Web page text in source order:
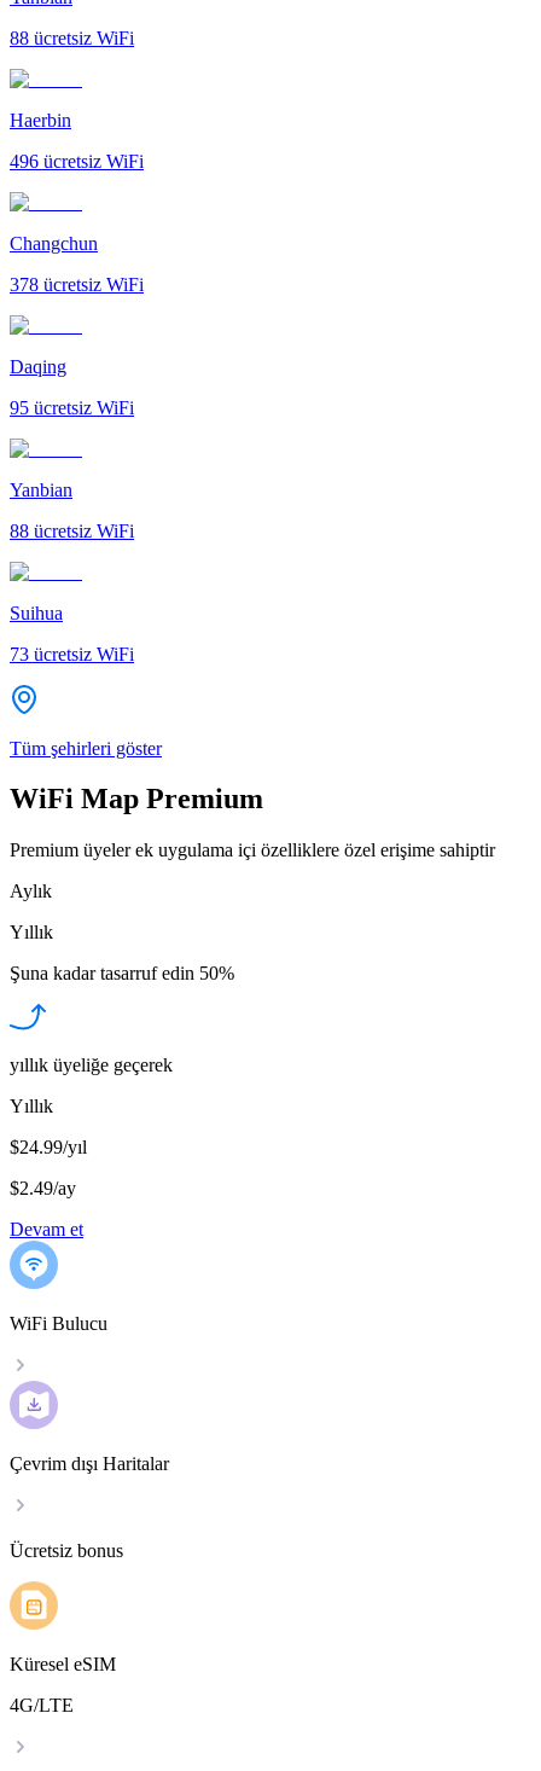
88 ücretsiz WiFi
Haerbin
496 ücretsiz WiFi
Changchun
378 ücretsiz WiFi
Daqing
95 ücretsiz WiFi
Yanbian
88 ücretsiz WiFi
Suihua
73 ücretsiz WiFi
Tüm şehirleri göster
WiFi Map Premium
Premium üyeler ek uygulama içi özelliklere özel erişime sahiptir
Aylık
Yıllık
Şuna kadar tasarruf edin 50%
yıllık üyeliğe geçerek
Yıllık
$24.99/yıl
$2.49/ay
Devam et
WiFi Bulucu
Çevrim dışı Haritalar
Ücretsiz bonus
Küresel eSIM
4G/LTE